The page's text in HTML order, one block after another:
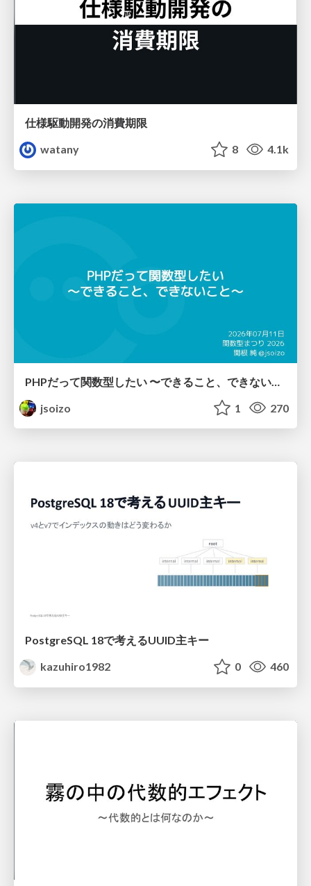
仕様駆動開発の消費期限
watany
8 4.1k
jsoizo
1 270
PostgreSQL 18で考えるUUID主キー
kazuhiro1982
0 460